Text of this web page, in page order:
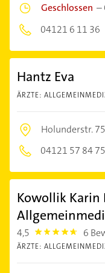
Geschlossen –
04121 6 11 36
Hantz Eva
ÄRZTE:
Holunderstr.
04121 57 84 75
Kowollik Karin
4,5 4.5 6
ÄRZTE: